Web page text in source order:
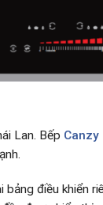
Lan. Bếp Canzy
điều